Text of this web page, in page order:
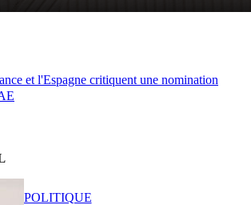
et l'Espagne critiquent une nomination
POLITIQUE